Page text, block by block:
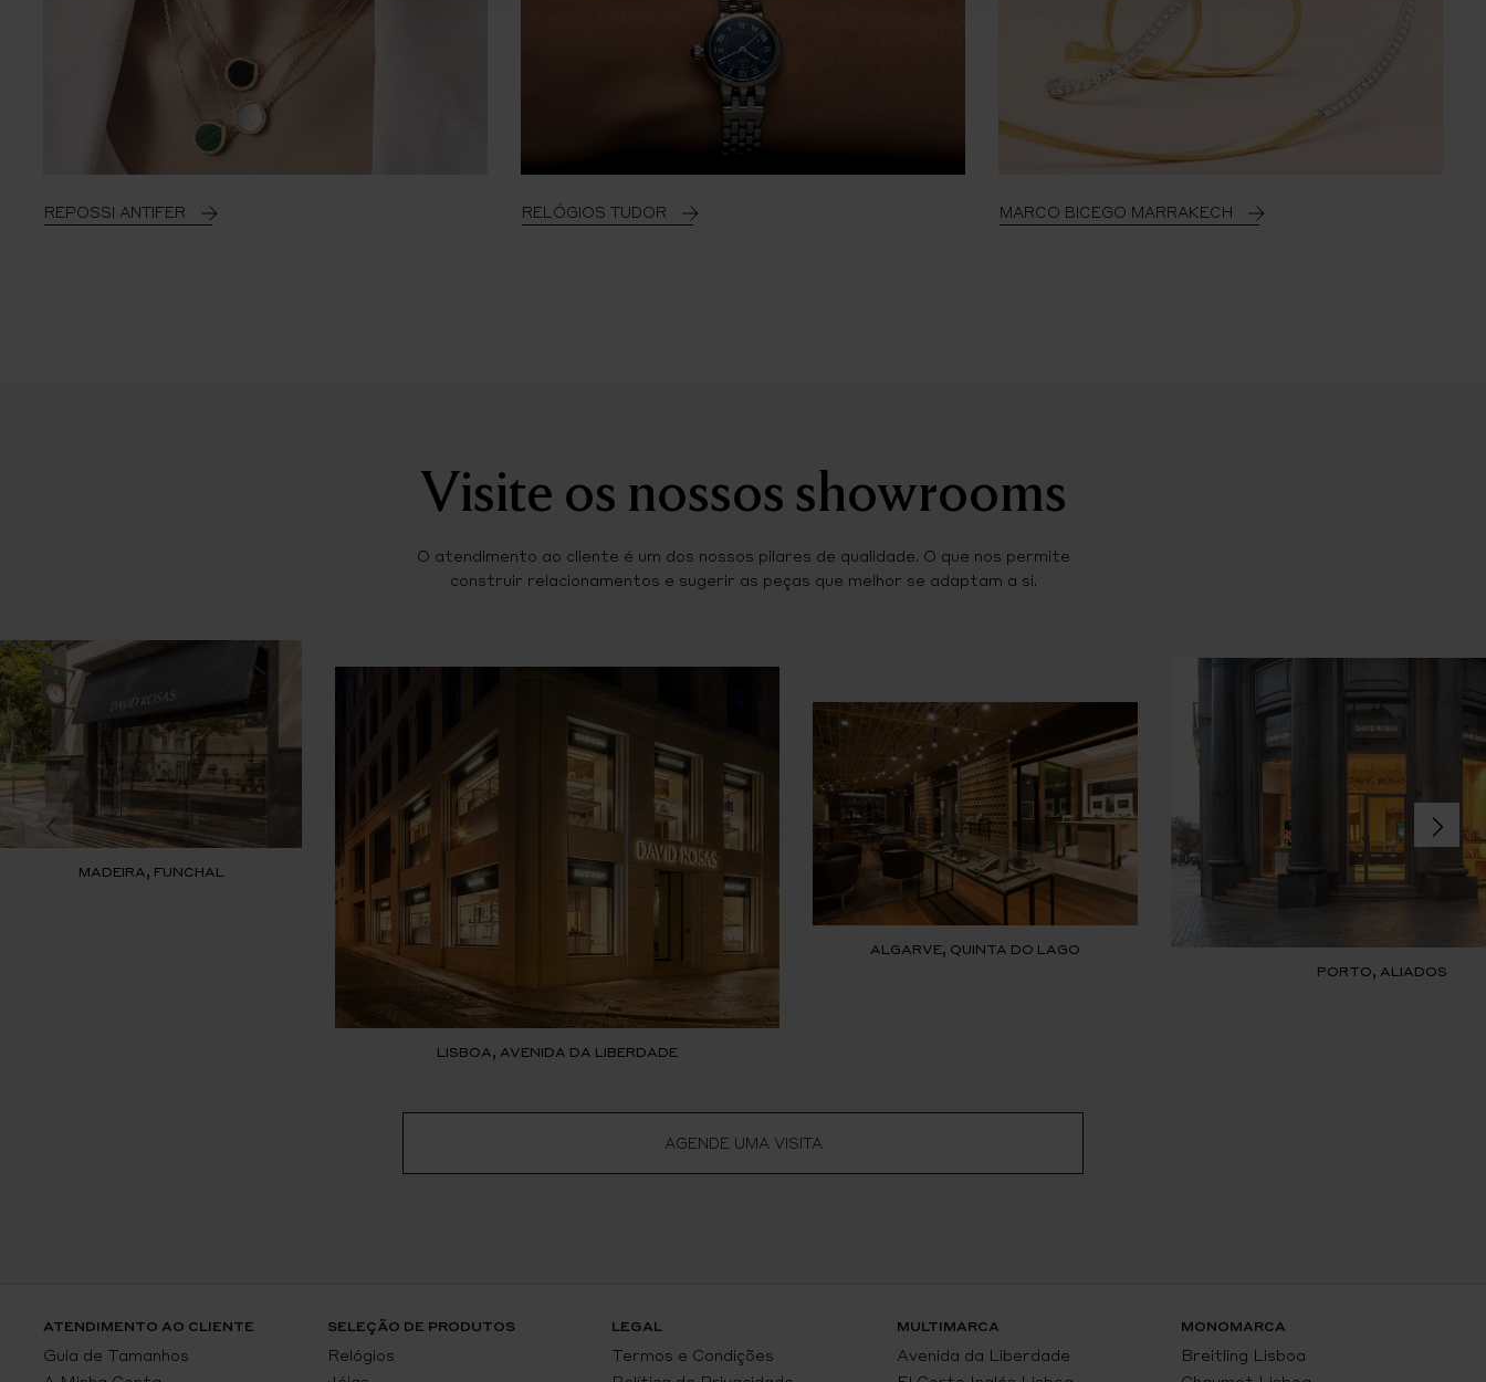
REPOSSI ANTIFER RELÓGIOS TUDOR MARCO BICEGO MARRAKECH
Visite os nossos showrooms
O atendimento ao cliente é um dos nossos pilares de qualidade. O que nos permite
construir relacionamentos e sugerir as peças que melhor se adaptam a si.
MADEIRA, FUNCHAL
LISBOA, AVENIDA DA LIBERDADE
ALGARVE, QUINTA DO LAGO
PORTO, ALIADOS
AGENDE UMA VISITA
ATENDIMENTO AO CLIENTE
Guia de Tamanhos
SELEÇÃO DE PRODUTOS
Relógios
LEGAL
Termos e Condições
MULTIMARCA
Avenida da Liberdade
MONOMARCA
Breitling Lisboa